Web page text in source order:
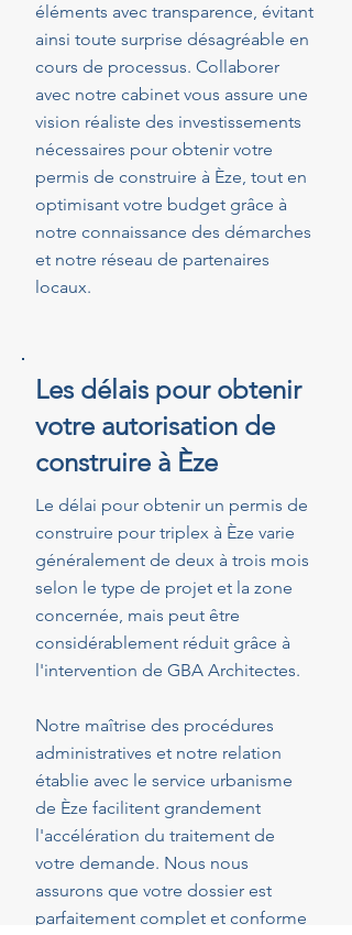
éléments avec transparence, évitant
ainsi toute surprise désagréable en
cours de processus. Collaborer
avec notre cabinet vous assure une
vision réaliste des investissements
nécessaires pour obtenir votre
permis de construire à Èze, tout en
optimisant votre budget grâce à
notre connaissance des démarches
et notre réseau de partenaires
locaux.
Les délais pour obtenir
votre autorisation de
construire à Èze
Le délai pour obtenir un permis de
construire pour triplex à Èze varie
généralement de deux à trois mois
selon le type de projet et la zone
concernée, mais peut être
considérablement réduit grâce à
l'intervention de GBA Architectes.
Notre maîtrise des procédures
administratives et notre relation
établie avec le service urbanisme
de Èze facilitent grandement
l'accélération du traitement de
votre demande. Nous nous
assurons que votre dossier est
parfaitement complet et conforme